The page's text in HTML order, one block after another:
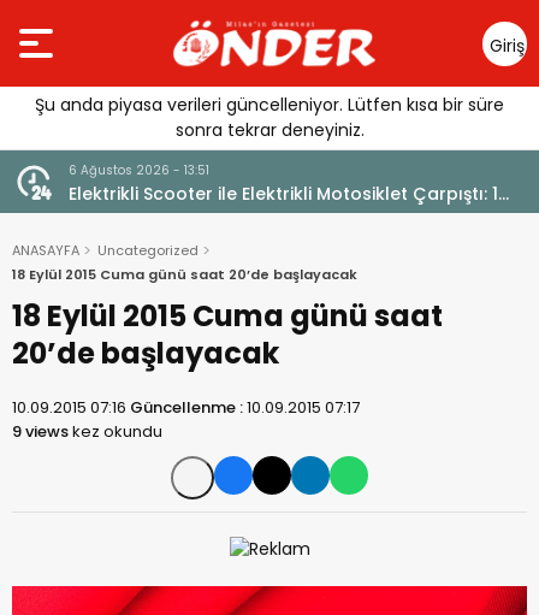
Giriş
Yap
Şu anda piyasa verileri güncelleniyor. Lütfen kısa bir süre
sonra tekrar deneyiniz.
1
6 Ağustos 2026 - 12:17
Güllük’te Alevler Büyümeden Durduruldu
ANASAYFA
Uncategorized
18 Eylül 2015 Cuma günü saat 20’de başlayacak
18 Eylül 2015 Cuma günü saat
20’de başlayacak
10.09.2015 07:16 Güncellenme :10.09.2015 07:17
9 viewskez okundu